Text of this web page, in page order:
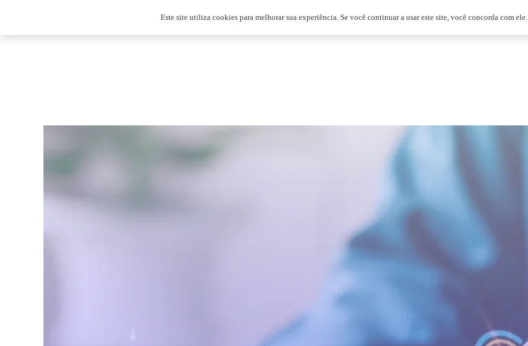
Este site utiliza cookies para melhorar sua experiência. Se você continuar a usar este site, você concorda com ele.